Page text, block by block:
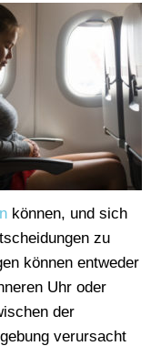
können, und sich
zu
können entweder
Uhr oder
der
verursacht